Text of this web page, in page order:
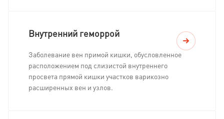
Внутренний геморрой
Заболевание вен примой кишки, обусловленное
расположением под слизистой внутреннего
просвета прямой кишки участков варикозно
расширенных вен и узлов.